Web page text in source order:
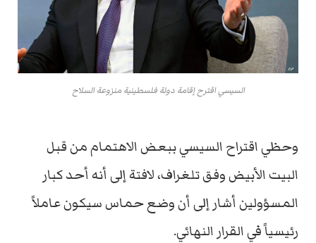
السيسي اقترح إقامة دولة فلسطينية منزوعة السلاح
وحظي اقتراح السيسي ببعض الاهتمام من قبل
البيت الأبيض وفق تلغراف، لافتة إلى أنه أحد كبار
المسؤولين أشار إلى أن وضع حماس سيكون عاملاً
رئيسياً في القرار النهائي.